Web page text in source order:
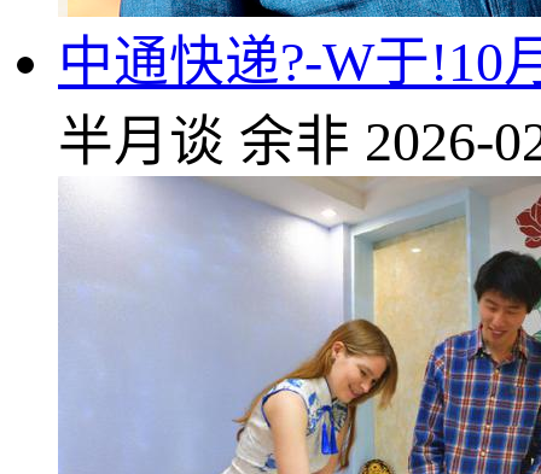
中通快递?-W于!10
半月谈 余非 2026-